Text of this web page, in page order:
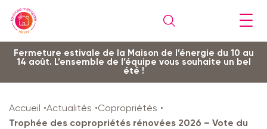
Aller
au
contenu
Aller
à
la
Aller
à
la
Aller
au
pied
Aller
au
plan
Fermeture estivale de la Maison de l’énergie du 10 au
14 août. L’ensemble de l’équipe vous souhaite un bel
été !
Accueil Actualités
Copropriétés
Trophée des copropriétés rénovées 2026 – Vote du
Gestion de vos préférences sur les cookies